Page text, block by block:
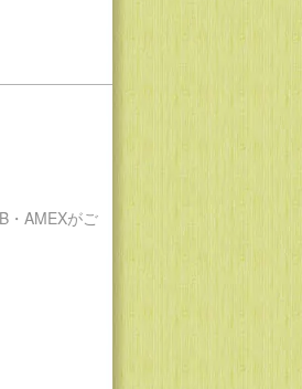
・AMEXがご